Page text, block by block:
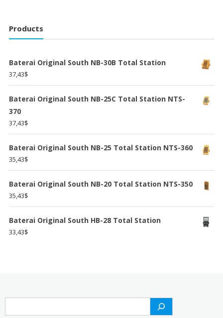
Products
Baterai Original South NB-30B Total Station
37,43$
Baterai Original South NB-25C Total Station NTS-
370
37,43$
Baterai Original South NB-25 Total Station NTS-360
35,43$
Baterai Original South NB-20 Total Station NTS-350
35,43$
Baterai Original South HB-28 Total Station
33,43$